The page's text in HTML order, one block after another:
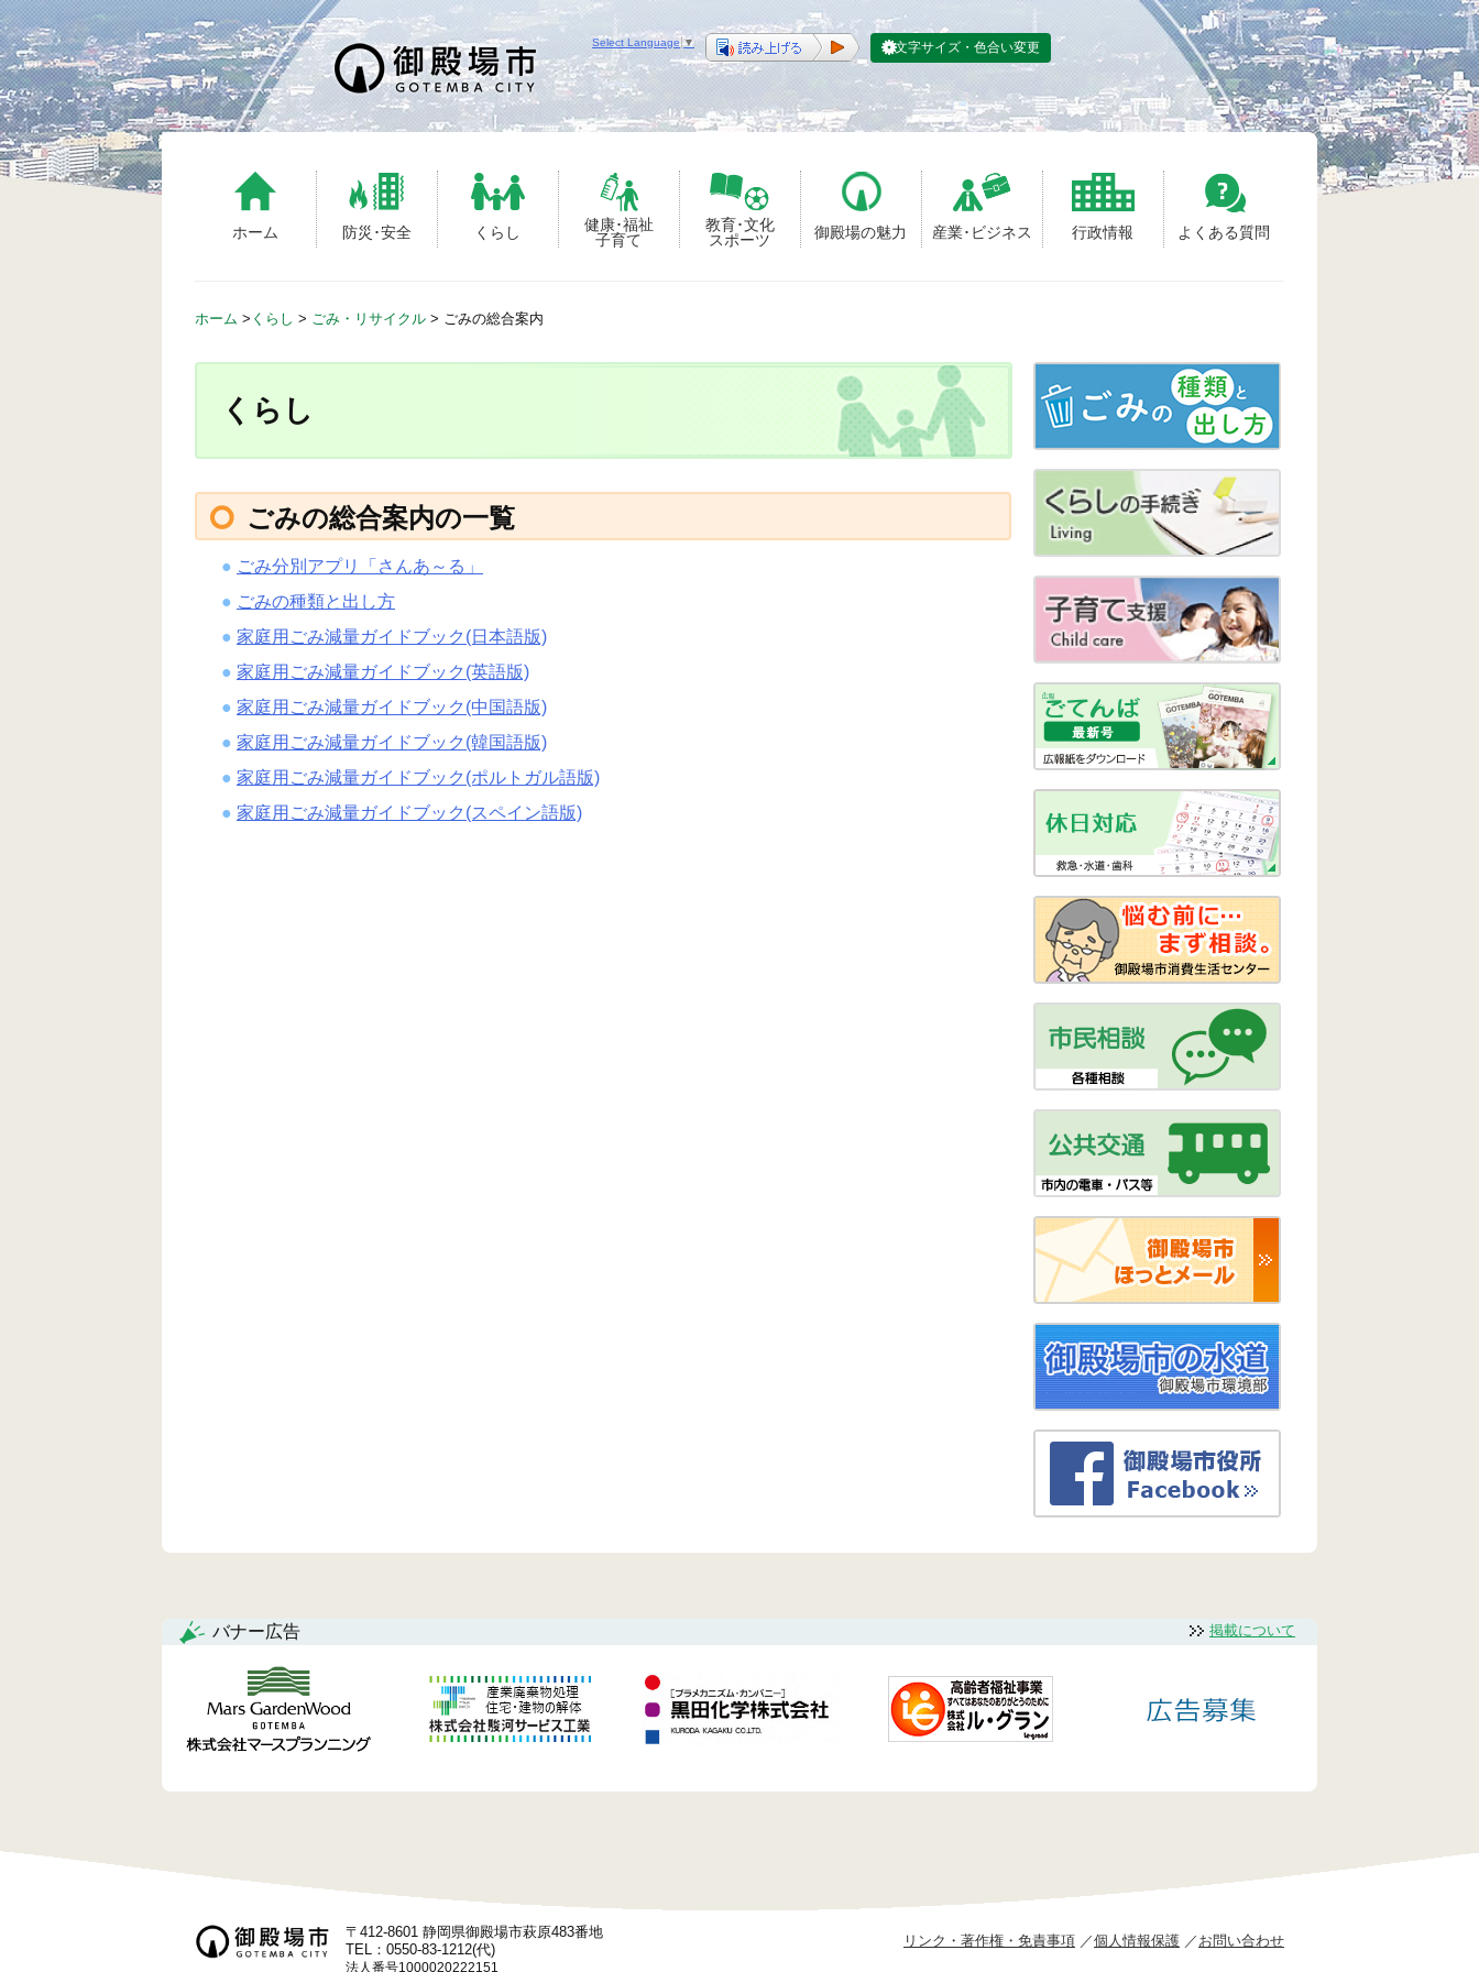
S
k
i
p
t
o
c
ホーム 防災･安全 くらし
健康･福祉
子育て
教育･文化
スポーツ
御殿場の魅力 産業･ビジネス 行政情報 よくある質問
Select Language ▼ 文字サイズ・色合い変更
ホーム > くらし > ごみ・リサイクル > ごみの総合案内
くらし
ごみの総合案内の一覧
ごみ分別アプリ「さんあ～る」
ごみの種類と出し方
家庭用ごみ減量ガイドブック(日本語版)
家庭用ごみ減量ガイドブック(英語版)
家庭用ごみ減量ガイドブック(中国語版)
家庭用ごみ減量ガイドブック(韓国語版)
家庭用ごみ減量ガイドブック(ポルトガル語版)
家庭用ごみ減量ガイドブック(スペイン語版)
バナー広告 掲載について
〒412-8601 静岡県御殿場市萩原483番地
TEL：0550-83-1212(代)
法人番号1000020222151
リンク・著作権・免責事項 個人情報保護 お問い合わせ